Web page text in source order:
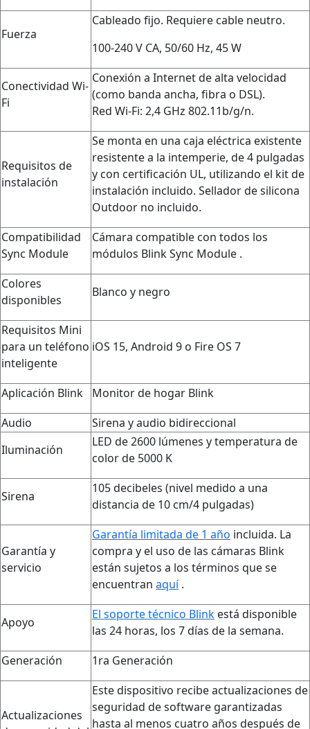
Fuerza
Cableado fijo. Requiere cable neutro.
100-240 V CA, 50/60 Hz, 45 W
Conectividad Wi-
Fi
Conexión a Internet de alta velocidad
(como banda ancha, fibra o DSL).
Red Wi-Fi: 2,4 GHz 802.11b/g/n.
Requisitos de
instalación
Se monta en una caja eléctrica existente
resistente a la intemperie, de 4 pulgadas
y con certificación UL, utilizando el kit de
instalación incluido. Sellador de silicona
Outdoor no incluido.
Compatibilidad
Sync Module
Cámara compatible con todos los
módulos Blink Sync Module .
Colores
disponibles
Blanco y negro
Requisitos Mini
para un teléfono
inteligente
iOS 15, Android 9 o Fire OS 7
Aplicación Blink
Monitor de hogar Blink
Audio
Sirena y audio bidireccional
Iluminación
LED de 2600 lúmenes y temperatura de
color de 5000 K
Sirena
105 decibeles (nivel medido a una
distancia de 10 cm/4 pulgadas)
Garantía y
servicio
Garantía limitada de 1 año incluida. La
compra y el uso de las cámaras Blink
están sujetos a los términos que se
encuentran aquí.
Apoyo
El soporte técnico Blink está disponible
las 24 horas, los 7 días de la semana.
Generación
1ra Generación
Actualizaciones
Este dispositivo recibe actualizaciones de
seguridad de software garantizadas
hasta al menos cuatro años después de